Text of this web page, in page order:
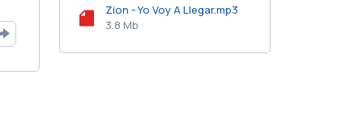
Zion - Yo Voy A Llegar.mp3
3.8 Mb